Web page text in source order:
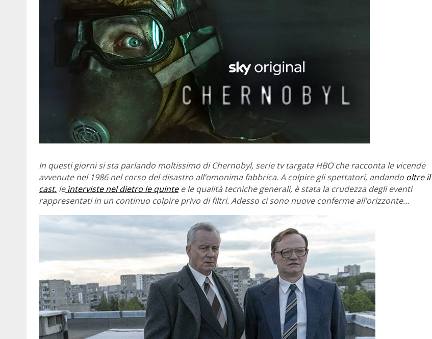
In questi giorni si sta parlando moltissimo di Chernobyl, serie tv targata HBO che racconta le vicende
avvenute nel 1986 nel corso del disastro all’omonima fabbrica. A colpire gli spettatori, andando oltre il
cast. leinterviste nel dietro le quintee le qualità tecniche generali, è stata la crudezza degli eventi
rappresentati in un continuo colpire privo di filtri. Adesso ci sono nuove conferme all’orizzonte…